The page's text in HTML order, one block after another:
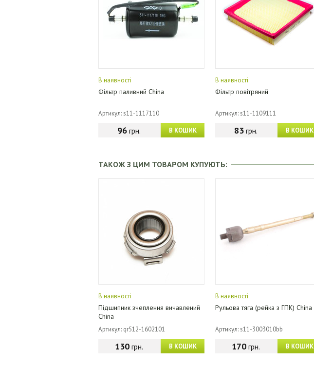
В наявності
Фільтр паливний China
Артикул: s11-1117110
В КОШИК
96грн.
В наявності
Фільтр повітряний
Артикул: s11-1109111
В КОШИК
83грн.
ТАКОЖ З ЦИМ ТОВАРОМ КУПУЮТЬ:
В наявності
Підшипник зчеплення вичавлений
China
Артикул: qr512-1602101
В КОШИК
130грн.
В наявності
Рульова тяга (рейка з ГПК) China
Артикул: s11-3003010bb
В КОШИК
170грн.